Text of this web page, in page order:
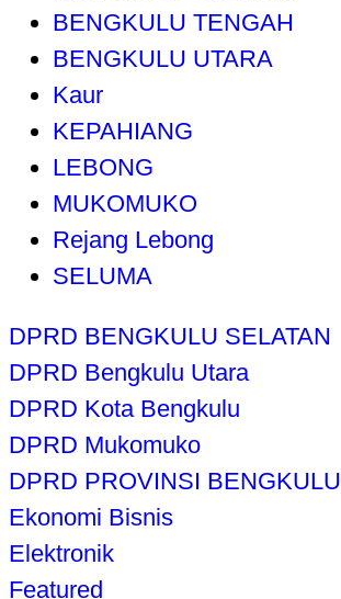
BENGKULU TENGAH
BENGKULU UTARA
Kaur
KEPAHIANG
LEBONG
MUKOMUKO
Rejang Lebong
SELUMA
DPRD BENGKULU SELATAN
DPRD Bengkulu Utara
DPRD Kota Bengkulu
DPRD Mukomuko
DPRD PROVINSI BENGKULU
Ekonomi Bisnis
Elektronik
Featured